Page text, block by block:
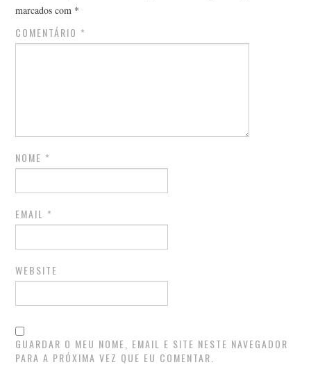
marcados com *
COMENTÁRIO *
NOME *
EMAIL *
WEBSITE
GUARDAR O MEU NOME, EMAIL E SITE NESTE NAVEGADOR
PARA A PRÓXIMA VEZ QUE EU COMENTAR.